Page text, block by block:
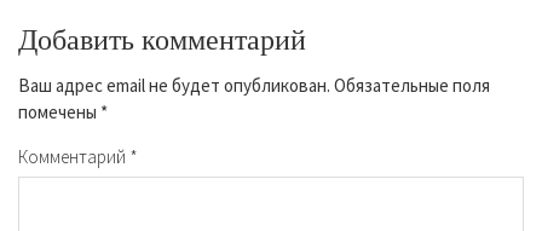
Добавить комментарий
Ваш адрес email не будет опубликован. Обязательные поля
помечены *
Комментарий *